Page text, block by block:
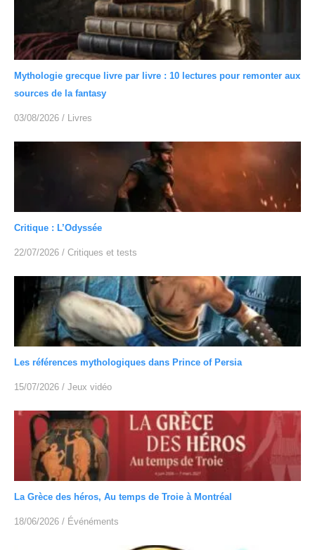
Mythologie grecque livre par livre : 10 lectures pour remonter aux
sources de la fantasy
03/08/2026 / Livres
Critique : L’Odyssée
22/07/2026 / Critiques et tests
Les références mythologiques dans Prince of Persia
15/07/2026 / Jeux vidéo
La Grèce des héros, Au temps de Troie à Montréal
18/06/2026 / Événéments